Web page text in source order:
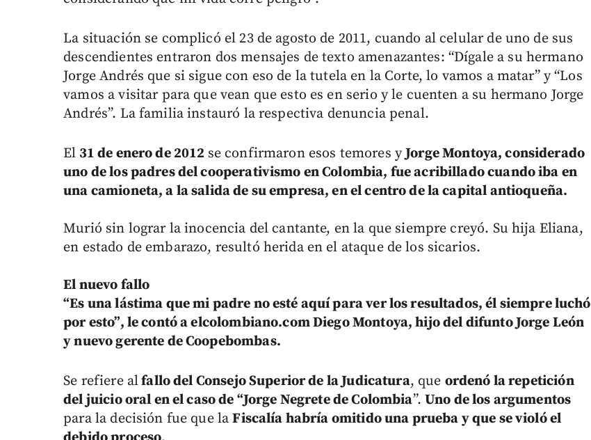
La situación se complicó el 23 de agosto de 2011, cuando al celular de uno de sus
descendientes entraron dos mensajes de texto amenazantes: “Dígale a su hermano
Jorge Andrés que si sigue con eso de la tutela en la Corte, lo vamos a matar” y “Los
vamos a visitar para que vean que esto es en serio y le cuenten a su hermano Jorge
Andrés”. La familia instauró la respectiva denuncia penal.
El 31 de enero de 2012 se confirmaron esos temores yJorge Montoya, considerado
uno de los padres del cooperativismo en Colombia, fue acribillado cuando iba en
una camioneta, a la salida de su empresa, en el centro de la capital antioqueña.
Murió sin lograr la inocencia del cantante, en la que siempre creyó. Su hija Eliana,
en estado de embarazo, resultó herida en el ataque de los sicarios.
El nuevo fallo
“Es una lástima que mi padre no esté aquí para ver los resultados, él siempre luchó
por esto”, le contó a elcolombiano.com Diego Montoya, hijo del difunto Jorge León
y nuevo gerente de Coopebombas.
Se refiere alfallo del Consejo Superior de la Judicatura, que ordenó la repetición
del juicio oral en el caso de “Jorge Negrete de Colombia”.Uno de los argumentos
para la decisión fue que laFiscalía habría omitido una prueba y que se violó el